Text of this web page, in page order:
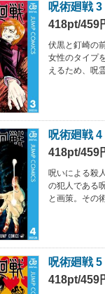
呪術廻戦 3
418pt/459
伏黒と釘崎の
女性のタイプ
えるため、呪
呪術廻戦 4
418pt/459
呪いによる殺
の犯人である
と画策。その
呪術廻戦 5
418pt/459